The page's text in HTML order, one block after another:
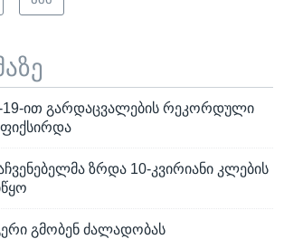
19-ით გარდაცვალების რეკორდული
ზრდა 10-კვირიანი კლების
გმობენ ძალადობას